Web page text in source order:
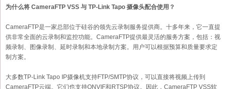
为什么将 CameraFTP VSS 与 TP-Link Tapo 摄像头配合使用？
CameraFTP是一家总部位于硅谷的领先云录制服务提供商。十多年来，它一直提
供非常全面的云录制和监控功能。CameraFTP提供最灵活的服务方案，包括：视
频录制、图像录制、延时录制和本地录制方案。用户可以根据预算和质量要求定
制方案。
大多数TP-Link Tapo IP摄像机支持FTP/SMTP协议，可以直接将视频上传到
CameraFTP云端。它们也支持ONVIF和RTSP协议。因此，CameraFTP VSS软